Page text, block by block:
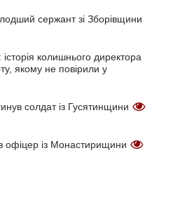
сержант зі Зборівщини
колишнього директора
якому не повірили у
солдат із Гусятинщини
офіцер із Монастирищини